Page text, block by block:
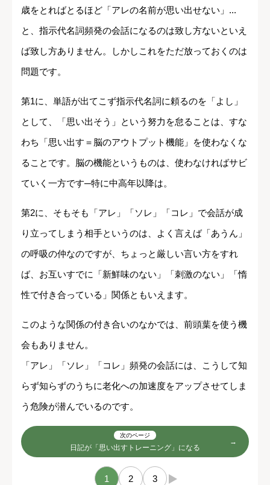
歳をとればとるほど「アレの名前が思い出せない」...
と、指示代名詞頻発の会話になるのは致し方ないといえ
ば致し方ありません。しかしこれをただ放っておくのは
問題です。
第1に、単語が出てこず指示代名詞に頼るのを「よし」
として、「思い出そう」という努力を怠ることは、すな
わち「思い出す＝脳のアウトプット機能」を使わなくな
ることです。脳の機能というものは、使わなければサビ
ていく一方です─特に中高年以降は。
第2に、そもそも「アレ」「ソレ」「コレ」で会話が成
り立ってしまう相手というのは、よく言えば「あうん」
の呼吸の仲なのですが、ちょっと厳しい言い方をすれ
ば、お互いすでに「新鮮味のない」「刺激のない」「惰
性で付き合っている」関係ともいえます。
このような関係の付き合いのなかでは、前頭葉を使う機
会もありません。
「アレ」「ソレ」「コレ」頻発の会話には、こうして知
らず知らずのうちに老化への加速度をアップさせてしま
う危険が潜んでいるのです。
次のページ
日記が「思い出すトレーニング」になる
1 2 3 →